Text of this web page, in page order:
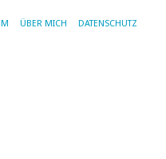
ÜBER MICH DATENSCHUTZ